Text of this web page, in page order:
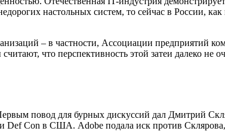
настольных систем, то сейчас в России, как
– в частности, Ассоциации предприятий
что перспективность этой затеи далеко не
повод для бурных дискуссий дал Дмитрий
Def Con в США. Adobe подала иск против